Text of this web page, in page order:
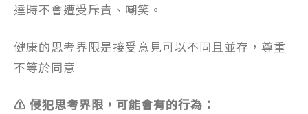
達時不會遭受斥責、嘲笑。
健康的思考界限是接受意見可以不同且並存，尊重
不等於同意
⚠️ 侵犯思考界限，可能會有的行為：